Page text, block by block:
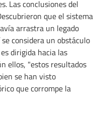
Las conclusiones del
que el sistema
arrastra un legado
considera un obstáculo
dirigida hacia las
ellos, "estos resultados
se han visto
que corrompe la